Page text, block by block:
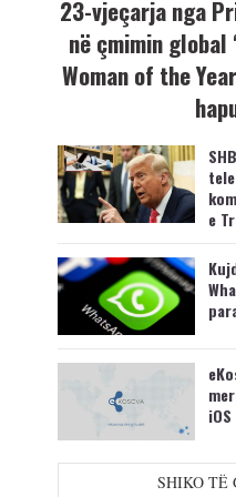
23-vjeçarja nga
në çmimin
Woman of the
e
SHIKO TË